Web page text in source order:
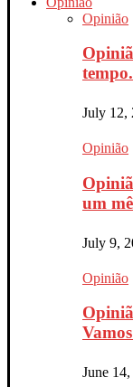
Opinião
July 12,
Opinião
um
July 9,
Opinião
June